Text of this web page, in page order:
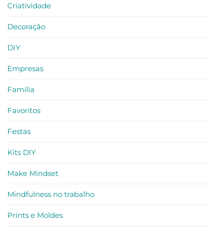
Criatividade
Decoração
DIY
Empresas
Família
Favoritos
Festas
Kits DIY
Make Mindset
Mindfulness no trabalho
Prints e Moldes